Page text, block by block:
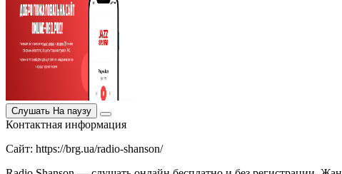
Слушать На паузу
Контактная информация
Сайт: https://brg.ua/radio-shanson/